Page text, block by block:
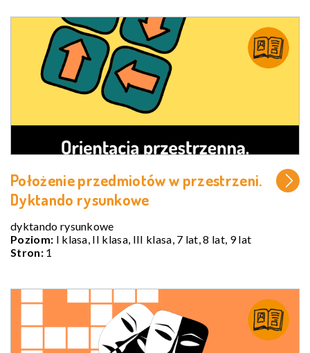
Położenie przedmiotów w przestrzeni.
Dyktando rysunkowe
dyktando rysunkowe
Poziom: I klasa, II klasa, III klasa, 7 lat, 8 lat, 9 lat
Stron:1